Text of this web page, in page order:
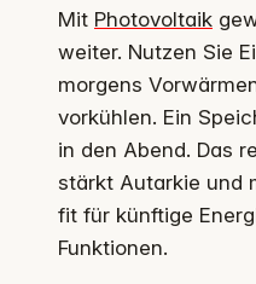
Mit Photovoltaik
weiter. Nutzen Sie
morgens
vorkühlen. Ein
in den Abend. Das
stärkt Autarkie und
fit für künftige
Funktionen.